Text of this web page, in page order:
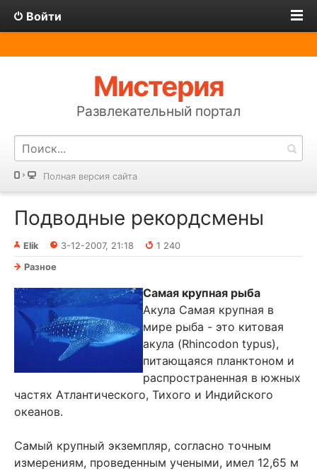
Войти
Мистерия
Развлекательный портал
Полная версия сайта
Подводные рекордсмены
Elik 3-12-2007, 21:18
1 240
Разное
Самая крупная рыба
Акула Самая крупная в
мире рыба - это китовая
акула (Rhincodon typus),
питающаяся планктоном и
распространенная в южных
частях Атлантического, Тихого и Индийского
океанов.
Самый крупный экземпляр, согласно точным
измерениям, проведенным учеными, имел 12,65 м